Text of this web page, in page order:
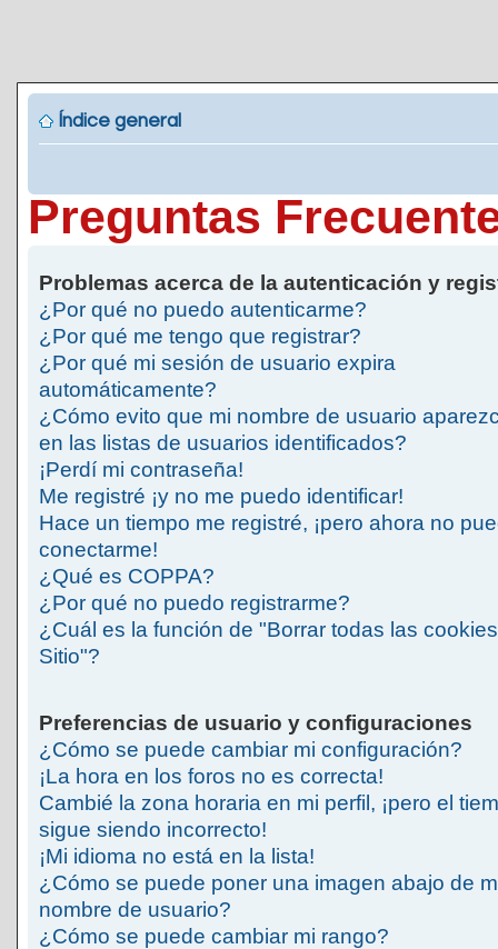
Índice general
Preguntas
Problemas acerca de la autenticación y
¿Por qué no puedo autenticarme?
¿Por qué me tengo que registrar?
¿Por qué mi sesión de usuario expira
automáticamente?
¿Cómo evito que mi nombre de usuario
en las listas de usuarios identificados?
¡Perdí mi contraseña!
Me registré ¡y no me puedo identificar!
Hace un tiempo me registré, ¡pero ahora no
conectarme!
¿Qué es COPPA?
¿Por qué no puedo registrarme?
¿Cuál es la función de "Borrar todas las
Sitio"?
Preferencias de usuario y configuraciones
¿Cómo se puede cambiar mi configuración?
¡La hora en los foros no es correcta!
Cambié la zona horaria en mi perfil, ¡pero el
sigue siendo incorrecto!
¡Mi idioma no está en la lista!
¿Cómo se puede poner una imagen abajo de
nombre de usuario?
¿Cómo se puede cambiar mi rango?